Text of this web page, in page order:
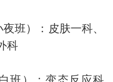
班）：皮肤一科、
科